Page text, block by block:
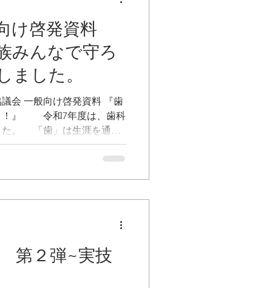
け啓発資料
みんなで守ろ
した。
会 一般向け啓発資料 『歯
！』 令和7年度は、歯科
た。 「歯」は生涯を通じ
せず、他の疾患にもかか
フレットでは、子どもた
日々の歯の健康や食生活
笑顔と歯の健康づくりを
域母子保健医療推進協議
第２弾~実技